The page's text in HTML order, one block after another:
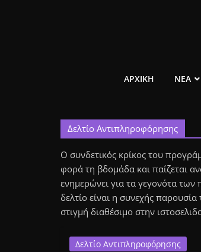
ελεύθερο
κοινωνικό
1431AM
ΑΡΧΙΚΗ ΝΕΑ
Δελτίο Αντιπληροφόρησης
Ο συνδετικός κρίκος του
φορά τη βδομάδα και παίζεται
ενημερώνει για τα γεγονότα
δελτίο είναι η συνεχής
στιγμή διαθέσιμο στην
Δελτίο Αντιπληροφόρησης